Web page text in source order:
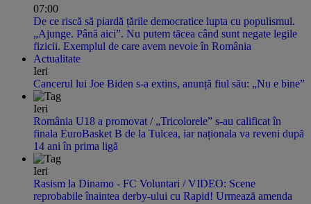
07:00
De ce riscă să piardă țările democratice lupta cu populismul.
„Ajunge. Până aici”. Nu putem tăcea când sunt negate legile
fizicii. Exemplul de care avem nevoie în România
Actualitate
Ieri
Cancerul lui Joe Biden s-a extins, anunță fiul său: „Nu e bine”
Ieri
România U18 a promovat / „Tricolorele” s-au calificat în
finala EuroBasket B de la Tulcea, iar naționala va reveni după
14 ani în prima ligă
Ieri
Rasism la Dinamo - FC Voluntari / VIDEO: Scene
reprobabile înaintea derby-ului cu Rapid! Urmează amenda